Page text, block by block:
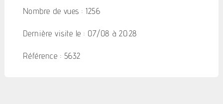
Nombre de vues : 1256
Dernière visite le : 07/08 à 20:28
Référence : 5632